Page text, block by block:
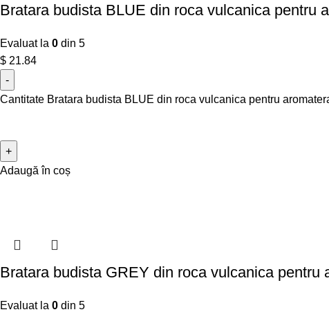
Bratara budista BLUE din roca vulcanica pentru
Evaluat la 0 din 5
$ 21.84
Cantitate Bratara budista BLUE din roca vulcanica pentru
Adaugă în coș
Bratara budista GREY din roca vulcanica
Evaluat la 0 din 5